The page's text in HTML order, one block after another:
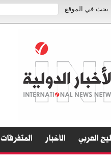
بحث في الموقع
العربي الأخبار المتفرقات